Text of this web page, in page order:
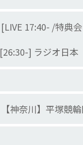
[LIVE 17:40- /特典
[26:30-] ラジオ日本
【神奈川】平塚競